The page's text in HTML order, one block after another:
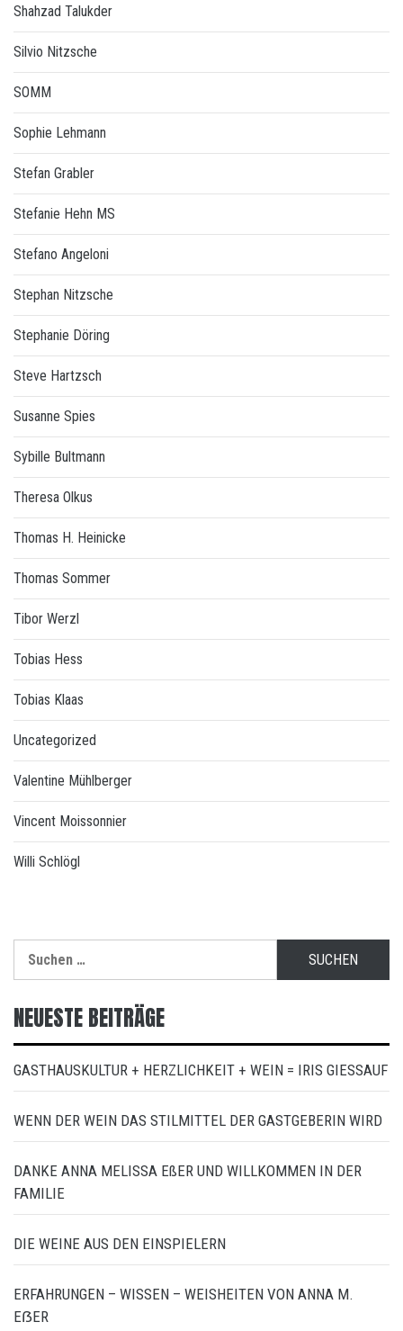
Shahzad Talukder
Silvio Nitzsche
SOMM
Sophie Lehmann
Stefan Grabler
Stefanie Hehn MS
Stefano Angeloni
Stephan Nitzsche
Stephanie Döring
Steve Hartzsch
Susanne Spies
Sybille Bultmann
Theresa Olkus
Thomas H. Heinicke
Thomas Sommer
Tibor Werzl
Tobias Hess
Tobias Klaas
Uncategorized
Valentine Mühlberger
Vincent Moissonnier
Willi Schlögl
nach:
NEUESTE BEITRÄGE
GASTHAUSKULTUR + HERZLICHKEIT + WEIN = IRIS GIESSAUF
WENN DER WEIN DAS STILMITTEL DER GASTGEBERIN WIRD
DANKE ANNA MELISSA EßER UND WILLKOMMEN IN DER
FAMILIE
DIE WEINE AUS DEN EINSPIELERN
ERFAHRUNGEN – WISSEN – WEISHEITEN VON ANNA M.
EẞER